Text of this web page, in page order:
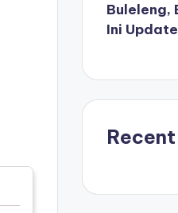
Buleleng,
Ini